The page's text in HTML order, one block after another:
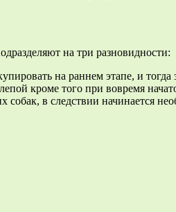
на три разновидности:
на раннем этапе, и тогда
кроме того при вовремя
в следствии начинается